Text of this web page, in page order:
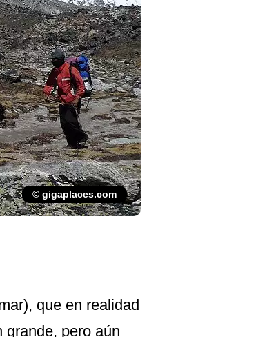
© gigaplaces.com
que en realidad
grande, pero aún